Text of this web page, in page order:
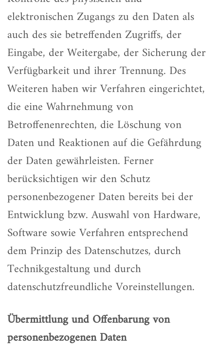
elektronischen Zugangs zu den Daten als
auch des sie betreffenden Zugriffs, der
Eingabe, der Weitergabe, der Sicherung der
Verfügbarkeit und ihrer Trennung. Des
Weiteren haben wir Verfahren eingerichtet,
die eine Wahrnehmung von
Betroffenenrechten, die Löschung von
Daten und Reaktionen auf die Gefährdung
der Daten gewährleisten. Ferner
berücksichtigen wir den Schutz
personenbezogener Daten bereits bei der
Entwicklung bzw. Auswahl von Hardware,
Software sowie Verfahren entsprechend
dem Prinzip des Datenschutzes, durch
Technikgestaltung und durch
datenschutzfreundliche Voreinstellungen.
Übermittlung und Offenbarung von
personenbezogenen Daten